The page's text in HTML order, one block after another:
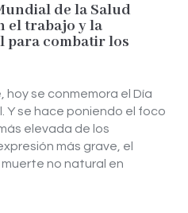
de la Salud
el trabajo y la
para combatir los
se conmemora el Día
Y se hace poniendo el foco
elevada de los
más grave, el
no natural en